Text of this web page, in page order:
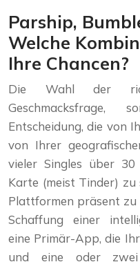
Parship,
Welche
Ihre Chancen?
Die Wahl der
Geschmacksfrage,
Entscheidung, die von
von Ihrer
vieler Singles über
Karte (meist Tinder)
Plattformen präsent zu
Schaffung einer
eine Primär-App, die
und eine oder zwei